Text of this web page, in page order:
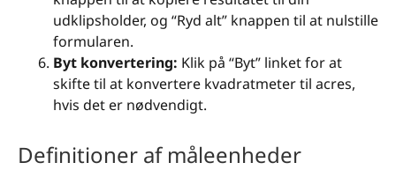
udklipsholder, og “Ryd alt” knappen til at nulstille
formularen.
Byt konvertering: Klik på “Byt” linket for at
skifte til at konvertere kvadratmeter til acres,
hvis det er nødvendigt.
Definitioner af måleenheder